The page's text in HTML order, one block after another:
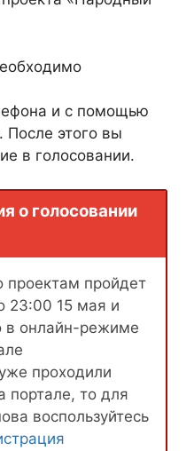
и с помощью
После этого вы
в голосовании.
о голосовании
проектам пройдет
23:00 15 мая и
в онлайн-режиме
проходили
портале, то для
воспользуйтесь